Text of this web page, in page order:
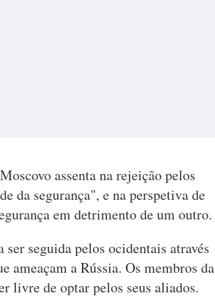
assenta na rejeição pelos
da segurança", e na perspetiva de
em detrimento de um outro.
seguida pelos ocidentais através
ameaçam a Rússia. Os membros da
livre de optar pelos seus aliados.